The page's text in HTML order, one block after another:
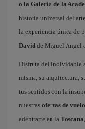
o la Galería de la
historia universal del
la experiencia única de
David de Miguel Ángel
Disfruta del inolvidable
misma, su arquitectura,
tus sentidos con la
nuestras ofertas de
adentrarte en la Toscana